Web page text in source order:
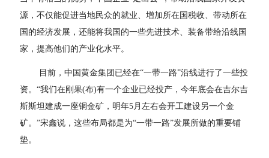
源，不仅能促进当地民众的就业、增加所在国税收、带动所在
国的经济发展，还能将我国的一些先进技术、装备带给沿线国
家，提高他们的产业化水平。
目前，中国黄金集团已经在“一带一路”沿线进行了一些投
资。“我们在刚果(布)有一个企业已经投产，今年底会在吉尔吉
斯斯坦建成一座铜金矿，明年5月左右会开工建设另一个金
矿。”宋鑫说，这些布局都是为“一带一路”发展所做的重要铺
垫。